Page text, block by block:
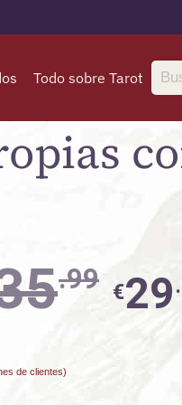
Todo sobre Tarot
.99 €29
de clientes)